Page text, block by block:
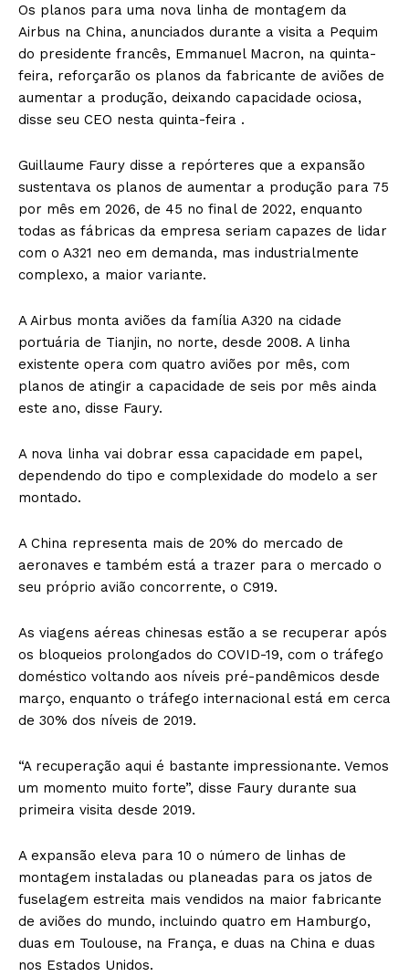
Os planos para uma nova linha de montagem da
Airbus na China, anunciados durante a visita a Pequim
do presidente francês, Emmanuel Macron, na quinta-
feira, reforçarão os planos da fabricante de aviões de
aumentar a produção, deixando capacidade ociosa,
disse seu CEO nesta quinta-feira .
Guillaume Faury disse a repórteres que a expansão
sustentava os planos de aumentar a produção para 75
por mês em 2026, de 45 no final de 2022, enquanto
todas as fábricas da empresa seriam capazes de lidar
com o A321 neo em demanda, mas industrialmente
complexo, a maior variante.
A Airbus monta aviões da família A320 na cidade
portuária de Tianjin, no norte, desde 2008. A linha
existente opera com quatro aviões por mês, com
planos de atingir a capacidade de seis por mês ainda
este ano, disse Faury.
A nova linha vai dobrar essa capacidade em papel,
dependendo do tipo e complexidade do modelo a ser
montado.
A China representa mais de 20% do mercado de
aeronaves e também está a trazer para o mercado o
seu próprio avião concorrente, o C919.
As viagens aéreas chinesas estão a se recuperar após
os bloqueios prolongados do COVID-19, com o tráfego
doméstico voltando aos níveis pré-pandêmicos desde
março, enquanto o tráfego internacional está em cerca
de 30% dos níveis de 2019.
“A recuperação aqui é bastante impressionante. Vemos
um momento muito forte”, disse Faury durante sua
primeira visita desde 2019.
A expansão eleva para 10 o número de linhas de
montagem instaladas ou planeadas para os jatos de
fuselagem estreita mais vendidos na maior fabricante
de aviões do mundo, incluindo quatro em Hamburgo,
duas em Toulouse, na França, e duas na China e duas
nos Estados Unidos.